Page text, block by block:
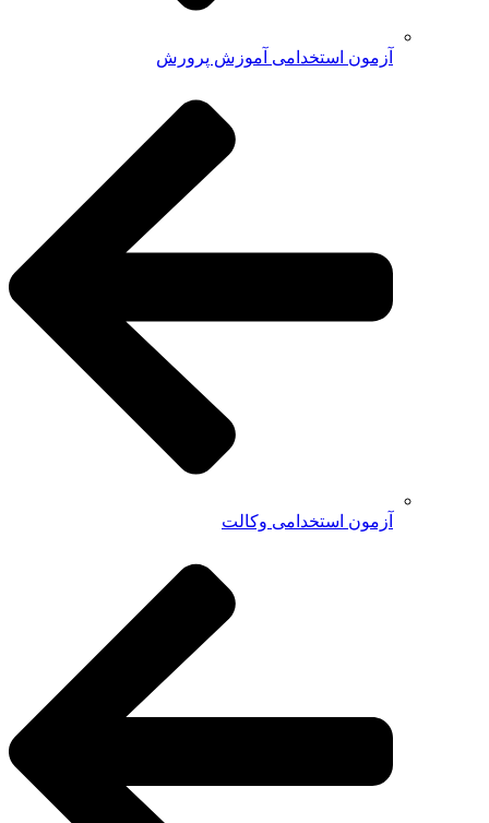
آزمون استخدامی آموزش پرورش
آزمون استخدامی وکالت